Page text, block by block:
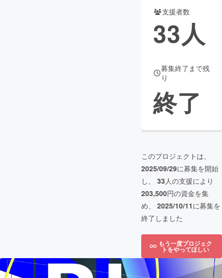
支援者数
33人
募集終了まで残
り
終了
このプロジェクトは、
2025/09/29に募集を開始
し、 33人の支援により
203,500円の資金を集
め、 2025/10/11に募集を
終了しました
もう一度プロジェク
トをやってほしい